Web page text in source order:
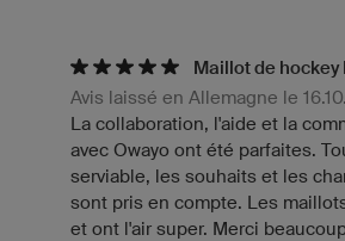
Maillot de hockey
Avis laissé en Allemagne le
La collaboration, l'aide et la
avec Owayo ont été parfaites.
serviable, les souhaits et les
sont pris en compte. Les
et ont l'air super. Merci